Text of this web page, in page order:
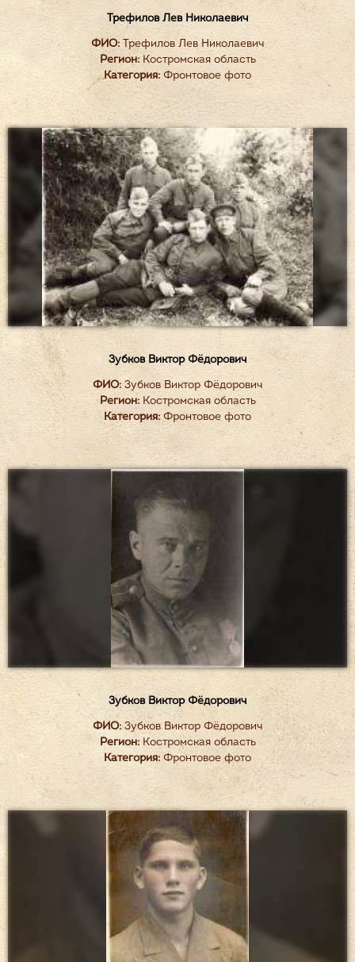
Трефилов Лев Николаевич
ФИО: Трефилов Лев Николаевич
Регион:Костромская область
Категория: Фронтовое фото
Зубков Виктор Фёдорович
ФИО: Зубков Виктор Фёдорович
Регион:Костромская область
Категория:Фронтовое фото
Зубков Виктор Фёдорович
ФИО: Зубков Виктор Фёдорович
Регион:Костромская область
Категория: Фронтовое фото